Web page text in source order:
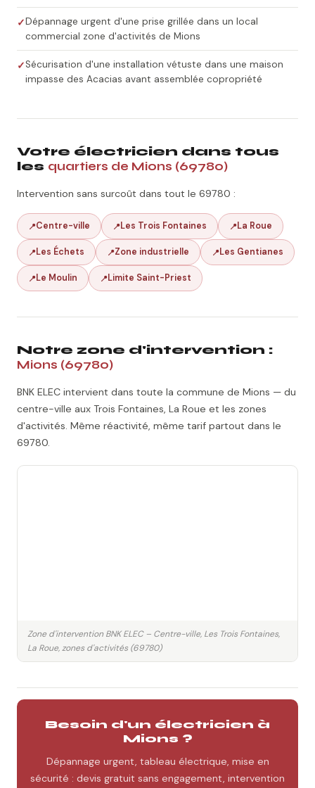
Dépannage urgent d'une prise grillée dans un local
commercial zone d'activités de Mions
Sécurisation d'une installation vétuste dans une maison
impasse des Acacias avant assemblée copropriété
Votre électricien dans tous
les quartiers de Mions (69780)
Intervention sans surcoût dans tout le 69780 :
Centre-ville Les Trois Fontaines La Roue
Les Échets Zone industrielle Les Gentianes
Le Moulin Limite Saint-Priest
Notre zone d'intervention :
Mions (69780)
BNK ELEC intervient dans toute la commune de Mions — du
centre-ville aux Trois Fontaines, La Roue et les zones
d'activités. Même réactivité, même tarif partout dans le
69780.
Zone d'intervention BNK ELEC – Centre-ville, Les Trois Fontaines,
La Roue, zones d'activités (69780)
Besoin d'un électricien à
Mions ?
Dépannage urgent, tableau électrique, mise en
sécurité : devis gratuit sans engagement, intervention